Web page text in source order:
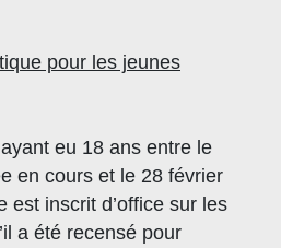
pour les jeunes
eu 18 ans entre le
en cours et le 28 février
est inscrit d’office sur les
a été recensé pour